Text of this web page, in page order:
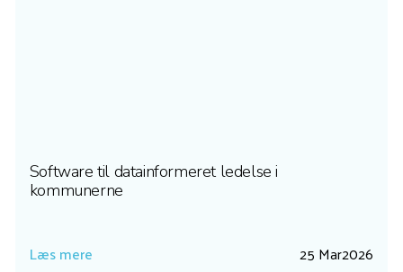
Software til datainformeret ledelse i
kommunerne
Læs mere 25 Mar2026